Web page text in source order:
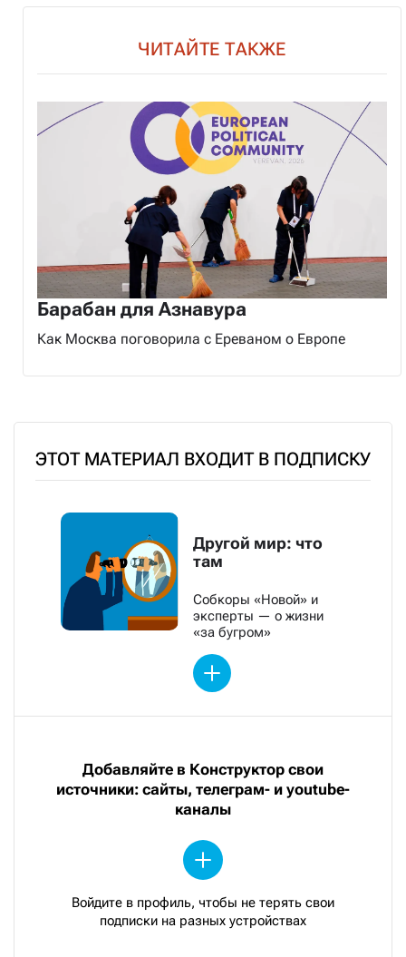
ЧИТАЙТЕ ТАКЖЕ
Барабан для Азнавура
Как Москва поговорила с Ереваном о Европе
ЭТОТ МАТЕРИАЛ ВХОДИТ В ПОДПИСКУ
Другой мир: что
там
Собкоры «Новой» и
эксперты — о жизни
«за бугром»
Добавляйте в Конструктор свои
источники: сайты, телеграм- и youtube-
каналы
Войдите в профиль, чтобы не терять свои
подписки на разных устройствах